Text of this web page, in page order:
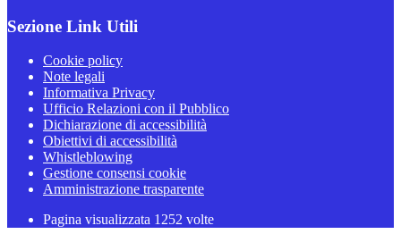
Sezione Link Utili
Cookie policy
Note legali
Informativa Privacy
Ufficio Relazioni con il Pubblico
Dichiarazione di accessibilità
Obiettivi di accessibilità
Whistleblowing
Gestione consensi cookie
Amministrazione trasparente
Pagina visualizzata 1252 volte